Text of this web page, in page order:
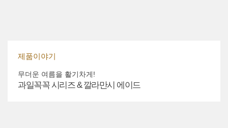
제품이야기
무더운 여름을 활기차게!
과일꼭꼭 시리즈 & 깔라만시 에이드